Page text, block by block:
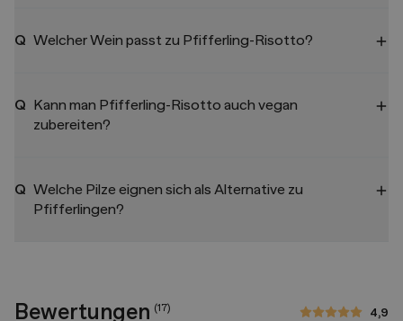
Q Welcher Wein passt zu Pfifferling-Risotto?
Q Kann man Pfifferling-Risotto auch vegan
zubereiten?
Q Welche Pilze eignen sich als Alternative zu
Pfifferlingen?
Bewertungen (17) 4,9
4,9 von 5 Sternen